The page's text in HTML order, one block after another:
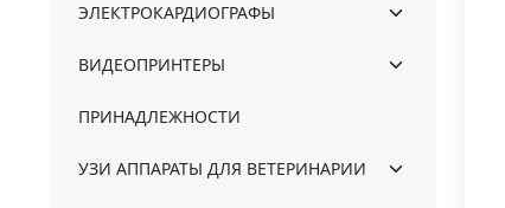
ЭЛЕКТРОКАРДИОГРАФЫ
ВИДЕОПРИНТЕРЫ
ПРИНАДЛЕЖНОСТИ
УЗИ АППАРАТЫ ДЛЯ ВЕТЕРИНАРИИ